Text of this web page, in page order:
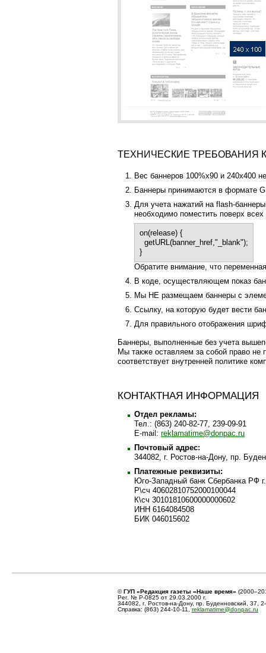
ТЕХНИЧЕСКИЕ ТРЕБОВАНИЯ
Вес баннеров 100%х90 и 240x400
Баннеры принимаются в формате
Для учета нажатий на flash-
необходимо поместить поверх
on(release) {
getURL(banner_href,"_blank");
}
Обратите внимание, что
В коде, осуществляющем показ
Мы НЕ размещаем баннеры с
Ссылку, на которую будет вести
Для правильного отображения
Баннеры, выполненные без учета
Мы также оставляем за собой право
соответствует внутренней политике
КОНТАКТНАЯ ИНФОРМАЦИЯ
Отдел рекламы:
Тел.: (863) 240-82-77, 239-09-91
E-mail:reklamatime@donpac.ru
Почтовый адрес:
344082, г. Ростов-на-Дону, пр.
Платежные реквизиты:
Юго-Западный банк Сбербанка РФ
Р\сч 40602810752000100044
К\сч 30101810600000000602
ИНН 6164084508
БИК 046015602
©ГУП «Редакция газеты «Наше время»
Рег. № Р-0825 от 29.03.2000 г.
344082, г. Ростов-на-Дону, пр. Буденновский, 37,
Справка: (863) 244-10-11, reklamatime@donpac.ru